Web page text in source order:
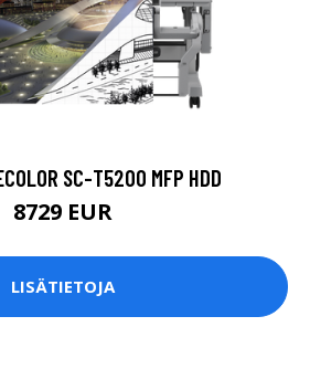
SC-T5200 MFP HDD
8729 EUR
LISÄTIETOJA